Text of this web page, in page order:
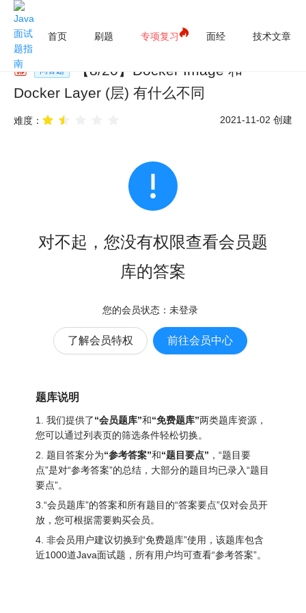
首页 刷题 专项复习 面经 技术文章
问答题 【 8/20 】 Docker Image 和
Docker Layer (层) 有什么不同
难度： 2021-11-02 创建
对不起，您没有权限查看会员题
库的答案
您的会员状态： 未登录
了解会员特权 前往会员中心
题库说明
1. 我们提供了“会员题库”和“免费题库”两类题库资源，
您可以通过列表页的筛选条件轻松切换。
2. 题目答案分为“参考答案”和“题目要点” ，“题目要
点”是对“参考答案”的总结，大部分的题目均已录入“题目
要点”。
3.“会员题库”的答案和所有题目的“答案要点”仅对会员开
放，您可根据需要购买会员。
4. 非会员用户建议切换到“免费题库”使用，该题库包含
近1000道Java面试题 ，所有用户均可查看“参考答案”。